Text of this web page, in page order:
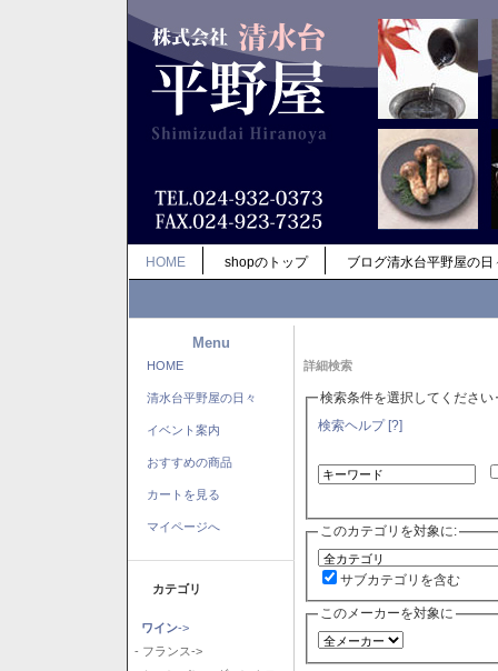
HOME shopのトップ ブログ清水台平野屋の日
Menu
HOME
清水台平野屋の日々
イベント案内
おすすめの商品
カートを見る
マイページへ
カテゴリ
ワイン->
- フランス->
詳細検索
検索条件を選択してください
検索ヘルプ [?]
このカテゴリを対象に:
サブカテゴリを含む
このメーカーを対象に